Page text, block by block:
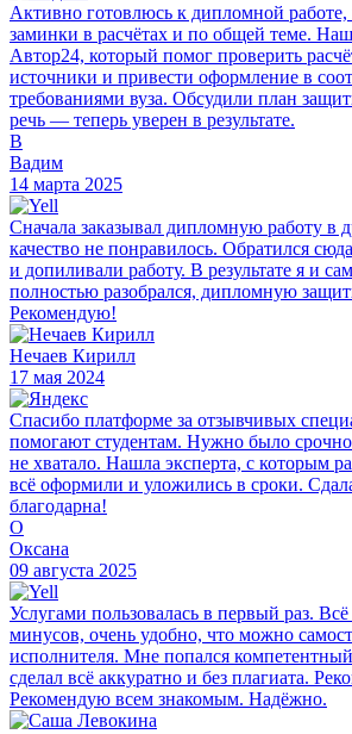
Активно готовлюсь к дипломной работе,
заминки в расчётах и по общей теме.
Автор24, который помог проверить
источники и привести оформление в
требованиями вуза. Обсудили план
речь — теперь уверен в результате.
В
Вадим
14 марта 2025
Сначала заказывал дипломную работу в
качество не понравилось. Обратился
и допиливали работу. В результате я и
полностью разобрался, дипломную
Рекомендую!
Нечаев Кирилл
17 мая 2024
Спасибо платформе за отзывчивых
помогают студентам. Нужно было срочно
не хватало. Нашла эксперта, с которым
всё оформили и уложились в сроки.
благодарна!
О
Оксана
09 августа 2025
Услугами пользовалась в первый раз.
минусов, очень удобно, что можно
исполнителя. Мне попался
сделал всё аккуратно и без плагиата.
Рекомендую всем знакомым. Надёжно.